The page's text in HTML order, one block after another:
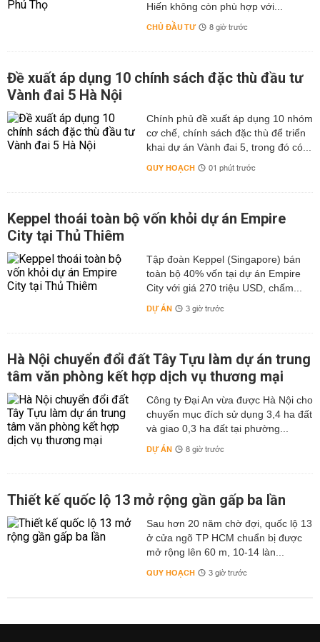
Hiến không còn phù hợp với...
CHỦ ĐẦU TƯ 8 giờ trước
Đề xuất áp dụng 10 chính sách đặc thù đầu tư
Vành đai 5 Hà Nội
Chính phủ đề xuất áp dụng 10 nhóm
cơ chế, chính sách đặc thù để triển
khai dự án Vành đai 5, trong đó có...
QUY HOẠCH 01 phút trước
Keppel thoái toàn bộ vốn khỏi dự án Empire
City tại Thủ Thiêm
Tập đoàn Keppel (Singapore) bán
toàn bộ 40% vốn tại dự án Empire
City với giá 270 triệu USD, chấm...
DỰ ÁN 3 giờ trước
Hà Nội chuyển đổi đất Tây Tựu làm dự án trung
tâm văn phòng kết hợp dịch vụ thương mại
Công ty Đại An vừa được Hà Nội cho
chuyển mục đích sử dụng 3,4 ha đất
và giao 0,3 ha đất tại phường...
DỰ ÁN 8 giờ trước
Thiết kế quốc lộ 13 mở rộng gần gấp ba lần
Sau hơn 20 năm chờ đợi, quốc lộ 13
ở cửa ngõ TP HCM chuẩn bị được
mở rộng lên 60 m, 10-14 làn...
QUY HOẠCH 3 giờ trước